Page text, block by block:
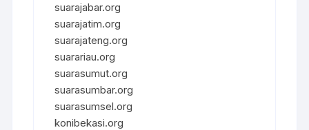
suarajabar.org
suarajatim.org
suarajateng.org
suarariau.org
suarasumut.org
suarasumbar.org
suarasumsel.org
konibekasi.org